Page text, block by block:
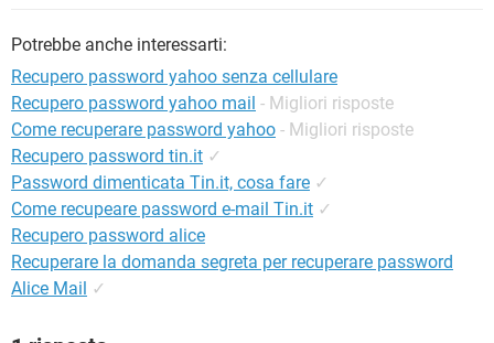
Potrebbe anche interessarti:
Recupero password yahoo senza cellulare
Recupero password yahoo mail - Migliori risposte
Come recuperare password yahoo - Migliori risposte
Recupero password tin.it ✓
Password dimenticata Tin.it, cosa fare ✓
Come recupeare password e-mail Tin.it ✓
Recupero password alice
Recuperare la domanda segreta per recuperare password
Alice Mail ✓